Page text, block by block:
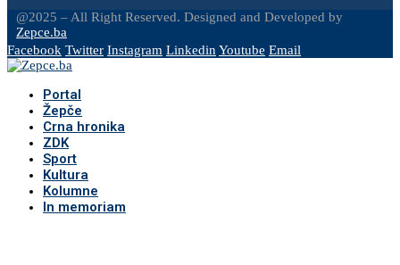
@2025 – All Right Reserved. Designed and Developed by
Zepce.ba
Facebook Twitter Instagram Linkedin Youtube Email
Portal
Žepče
Crna hronika
ZDK
Sport
Kultura
Kolumne
In memoriam